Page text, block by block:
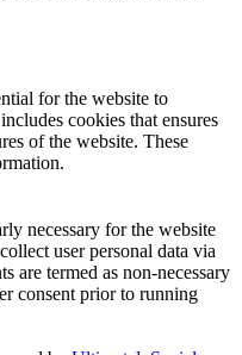
for the website to
cookies that ensures
of the website. These
necessary for the website
user personal data via
are termed as non-necessary
consent prior to running